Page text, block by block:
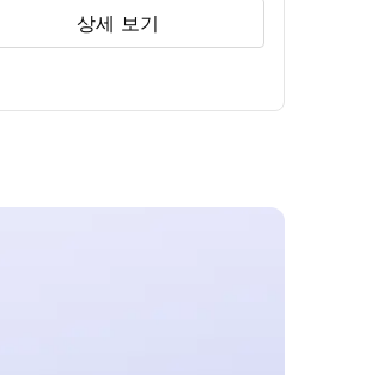
상세 보기